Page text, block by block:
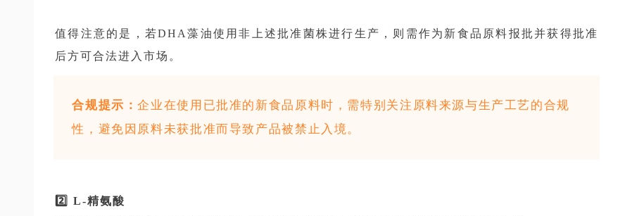
值得注意的是，若DHA藻油使用非上述批准菌株进行生产，则需作为新食品原料报批并获得批准
后方可合法进入市场。
合规提示：企业在使用已批准的新食品原料时，需特别关注原料来源与生产工艺的合规
性，避免因原料未获批准而导致产品被禁止入境。
2️⃣ L-精氨酸